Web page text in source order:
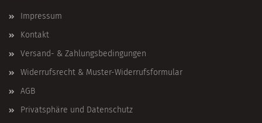
Impressum
Kontakt
Versand- & Zahlungsbedingungen
Widerrufsrecht & Muster-Widerrufsformular
AGB
Privatsphäre und Datenschutz